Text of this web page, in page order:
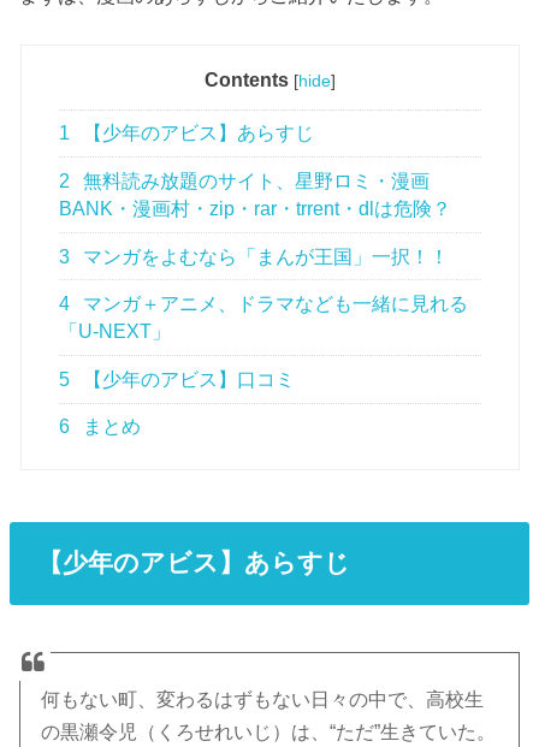
Contents [hide]
1 【少年のアビス】あらすじ
2
無料読み放題のサイト、星野ロミ・漫画
BANK・漫画村・zip・rar・trrent・dlは危険？
3 マンガをよむなら「まんが王国」一択！！
4
マンガ＋アニメ、ドラマなども一緒に見れる
「U-NEXT」
5 【少年のアビス】口コミ
6 まとめ
【少年のアビス】あらすじ
何もない町、変わるはずもない日々の中で、高校生
の黒瀬令児（くろせれいじ）は、“ただ”生きていた。